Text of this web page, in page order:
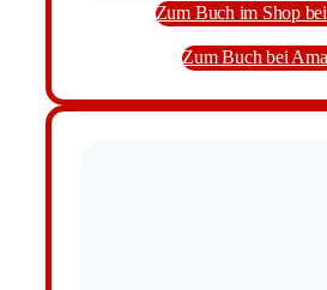
Zum Buch im Shop
Zum Buch bei